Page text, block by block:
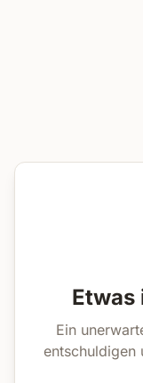
Etwas
Ein
entschuldigen